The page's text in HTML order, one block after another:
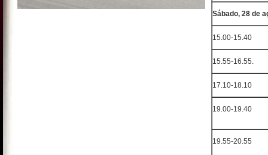
Sábado, 28 de
15.00-15.40
15.55-16.55.
17.10-18.10
19.00-19.40
19.55-20.55